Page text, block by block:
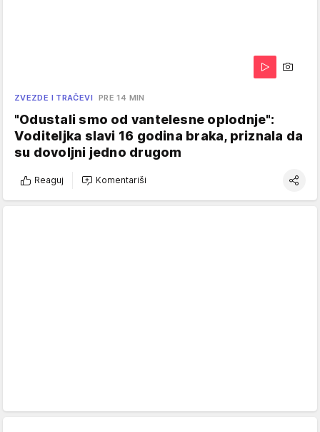
ZVEZDE I TRAČEVI PRE 14 MIN
"Odustali smo od vantelesne oplodnje":
Voditeljka slavi 16 godina braka, priznala da
su dovoljni jedno drugom
Reaguj Komentariši